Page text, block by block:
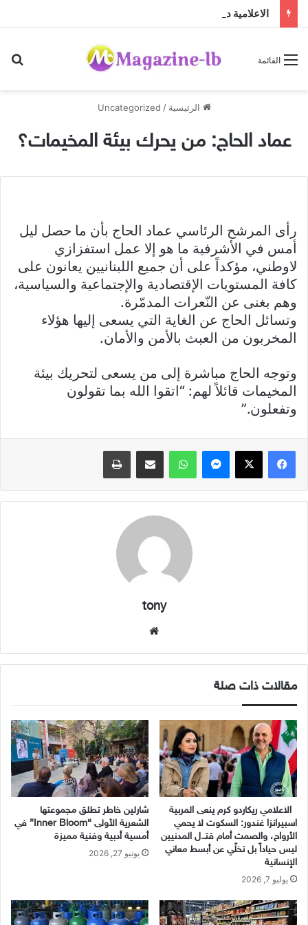
الاعلامية داليا كريم تنفصل عن زوجها
القائمة
الرئيسية /
Uncategorized
عماد الحاج: من يحرك بيئة المخيمات؟
رأى المرشح الرئاسي عماد الحاج بأن ما حصل ليل
أمس في الأشرفية ما هو إلا عمل استفزازي
لاوطني، مؤكداً على أن جميع اللبنانيين يعانون على
كافة المستويات الإقتصادية والإجتماعية والسياسية،
وهم بغنى عن النّعرات المدمّرة.
وتسائل الحاج عن الغاية التي يسعى إليها هؤلاء
المخربون من العبث بالأمن والأمان.
وتوجه الحاج مباشرة إلى من يسعى لتحريك بيئة
المخيمات قائلاً لهم: “اتقوا الله بما تقولون
وتفعلون.”
فيسبوك X ماسنجر واتساب مشاركة عبر البريد طباعة
tony
مقالات ذات صلة
الاعلامي ريكاردو كرم ينعى المربية
اسبيرانزا غندور: السكوت لا يحمي
الأرواح، والصمت أمام قتـ.ل المدنيين
ليس حياداً بل تخلّي عن أبسط معاني
الإنسانية
يوليو 7, 2026
شارلين خاطر تطلق مجموعتها
الشعرية الأولى “Inner Bloom” في
أمسية أدبية وفنية مميزة
يونيو 27, 2026